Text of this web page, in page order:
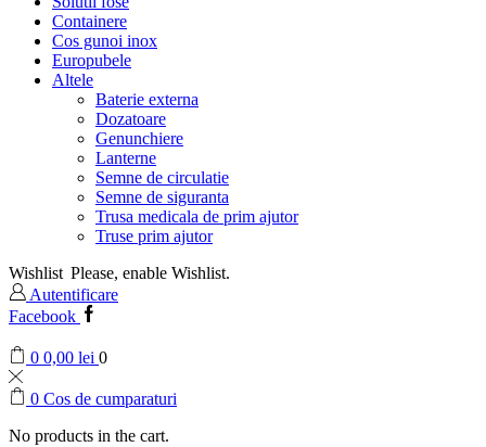
Containere
Cos gunoi inox
Europubele
Altele
Baterie externa
Dozatoare
Genunchiere
Lanterne
Semne de circulatie
Semne de siguranta
Trusa medicala de prim ajutor
Truse prim ajutor
Wishlist Please, enable Wishlist.
Autentificare
Facebook
0 0,00 lei 0
0 Cos de cumparaturi
No products in the cart.